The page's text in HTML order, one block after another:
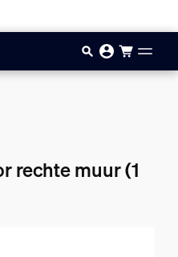
rechte muur (1